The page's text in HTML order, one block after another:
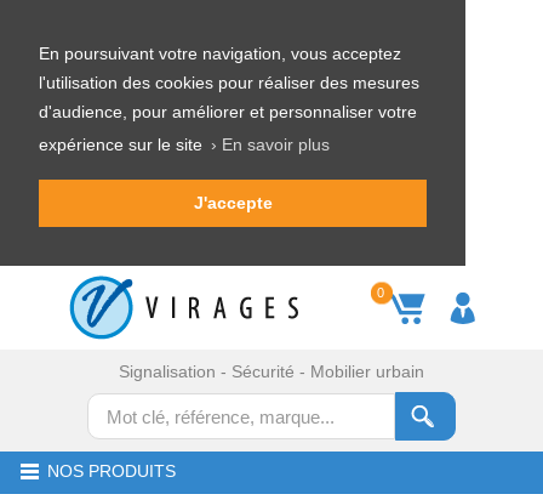
En poursuivant votre navigation, vous acceptez
l'utilisation des cookies pour réaliser des mesures
d'audience, pour améliorer et personnaliser votre
expérience sur le site › En savoir plus
J'accepte
0
Signalisation - Sécurité - Mobilier urbain
NOS PRODUITS